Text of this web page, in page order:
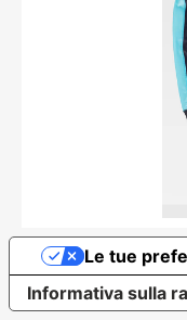
Informativa sulla
Le tue